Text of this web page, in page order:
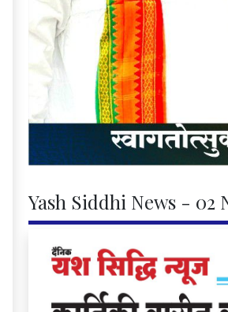
Yash Siddhi News - 02